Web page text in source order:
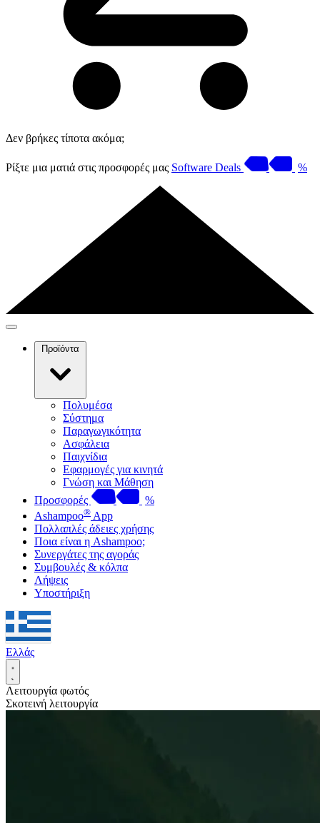
Δεν βρήκες τίποτα ακόμα;
Ρίξτε μια ματιά στις προσφορές μας Software Deals %
Προϊόντα
Πολυμέσα
Σύστημα
Παραγωγικότητα
Ασφάλεια
Παιχνίδια
Εφαρμογές για κινητά
Γνώση και Μάθηση
Προσφορές
%
Ashampoo® App
Πολλαπλές άδειες χρήσης
Ποια είναι η Ashampoo;
Συνεργάτες της αγοράς
Συμβουλές & κόλπα
Λήψεις
Υποστήριξη
Ελλάς
Λειτουργία φωτός
Σκοτεινή λειτουργία